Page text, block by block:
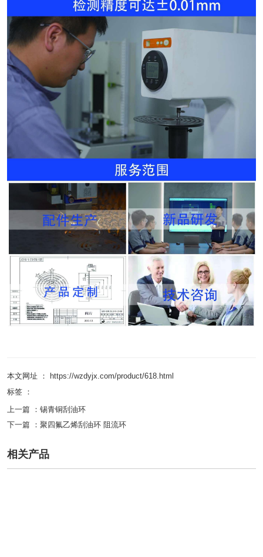
本文网址 ： https://wzdyjx.com/product/618.html
标签 ：
上一篇 ： 锡青铜刮油环
下一篇 ： 聚四氟乙烯刮油环 阻流环
相关产品